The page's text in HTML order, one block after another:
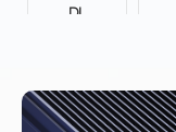
DL
EV